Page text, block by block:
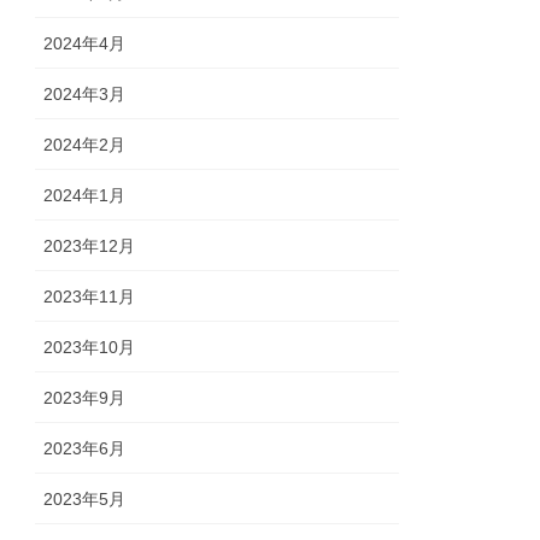
2024年4月
2024年3月
2024年2月
2024年1月
2023年12月
2023年11月
2023年10月
2023年9月
2023年6月
2023年5月